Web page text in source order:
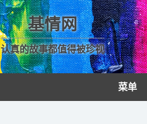
基情网
认真的故事都值得被珍视
菜单